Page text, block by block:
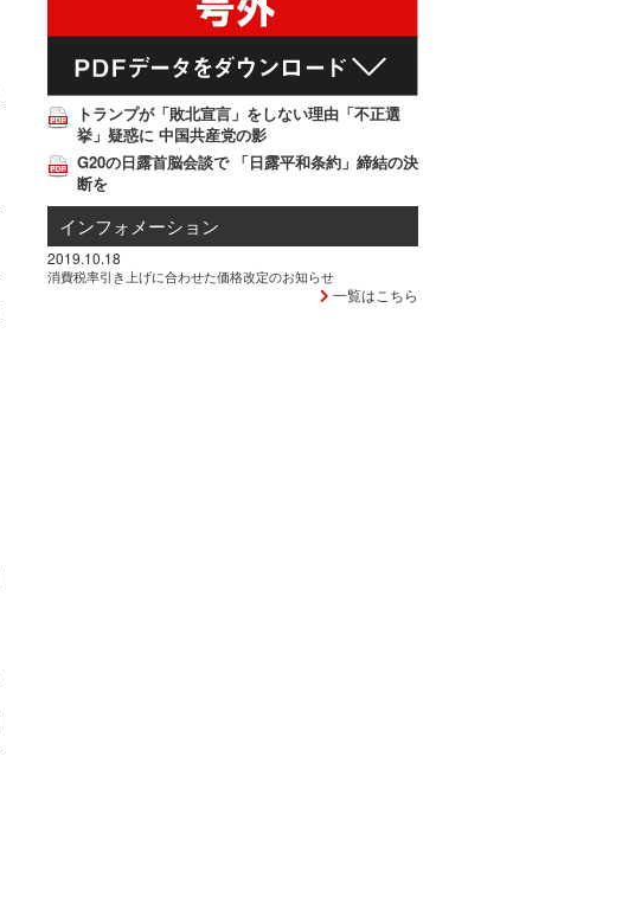
トランプが「敗北宣言」をしない理由「不正選
挙」疑惑に 中国共産党の影
G20の日露首脳会談で 「日露平和条約」締結の決
断を
インフォメーション
2019.10.18
消費税率引き上げに合わせた価格改定のお知らせ
一覧はこちら